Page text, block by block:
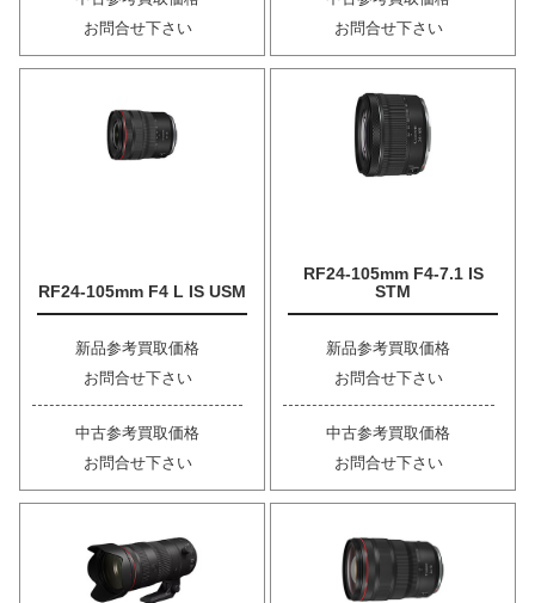
お問合せ下さい
お問合せ下さい
RF24-105mm F4 L IS USM
新品参考買取価格
お問合せ下さい
中古参考買取価格
お問合せ下さい
RF24-105mm F4-7.1 IS
STM
新品参考買取価格
お問合せ下さい
中古参考買取価格
お問合せ下さい